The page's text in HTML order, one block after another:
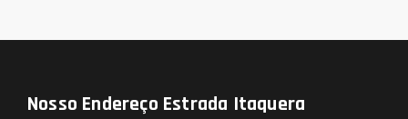
Nosso Endereço Estrada Itaquera